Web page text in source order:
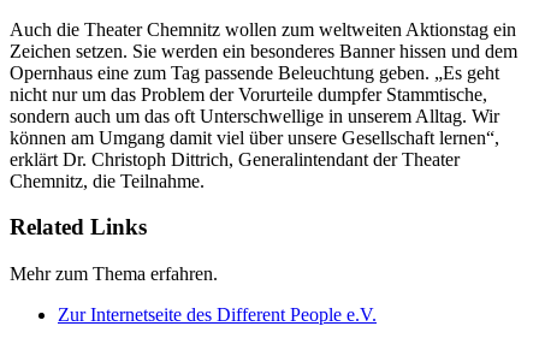
Auch die Theater Chemnitz wollen zum weltweiten Aktionstag ein
Zeichen setzen. Sie werden ein besonderes Banner hissen und dem
Opernhaus eine zum Tag passende Beleuchtung geben. „Es geht
nicht nur um das Problem der Vorurteile dumpfer Stammtische,
sondern auch um das oft Unterschwellige in unserem Alltag. Wir
können am Umgang damit viel über unsere Gesellschaft lernen“,
erklärt Dr. Christoph Dittrich, Generalintendant der Theater
Chemnitz, die Teilnahme.
Related Links
Mehr zum Thema erfahren.
Zur Internetseite des Different People e.V.